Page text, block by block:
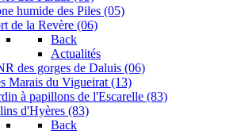
humide des Piles (05)
de la Revère (06)
Back
Actualités
des gorges de Daluis (06)
Marais du Vigueirat (13)
à papillons de l'Escarelle (83)
d'Hyères (83)
Back